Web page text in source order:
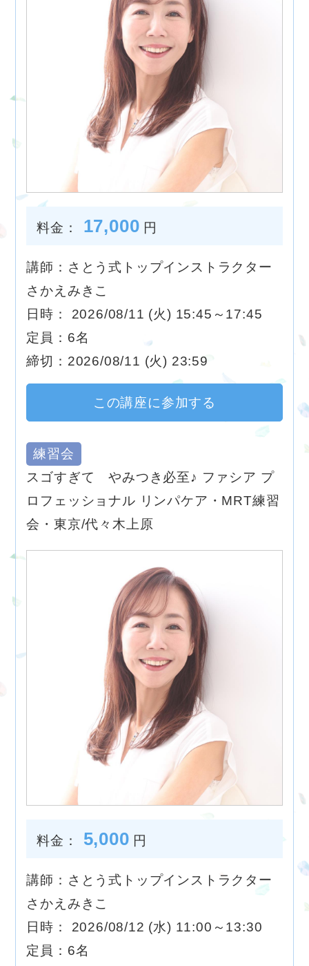
料金： 17,000 円
講師：さとう式トップインストラクター
さかえみきこ
日時： 2026/08/11 (火) 15:45～17:45
定員：6名
締切：2026/08/11 (火) 23:59
この講座に参加する
練習会
スゴすぎて やみつき必至♪ ファシア プ
ロフェッショナル リンパケア・MRT練習
会・東京/代々木上原
料金： 5,000 円
講師：さとう式トップインストラクター
さかえみきこ
日時： 2026/08/12 (水) 11:00～13:30
定員：6名